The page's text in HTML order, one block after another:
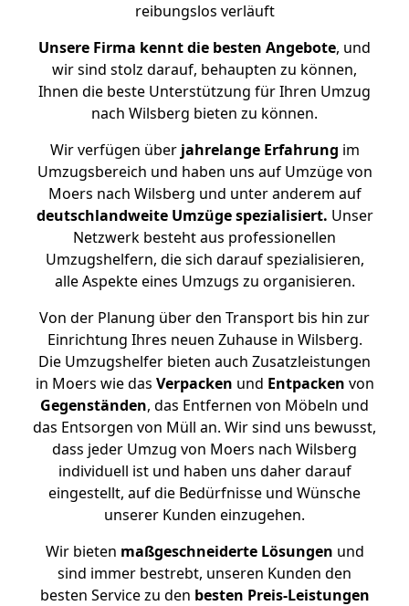
reibungslos verläuft
Unsere Firma kennt die besten Angebote, und
wir sind stolz darauf, behaupten zu können,
Ihnen die beste Unterstützung für Ihren Umzug
nach Wilsberg bieten zu können.
Wir verfügen überjahrelange Erfahrung im
Umzugsbereich und haben uns auf Umzüge von
Moers nach Wilsberg und unter anderem auf
deutschlandweite Umzüge spezialisiert. Unser
Netzwerk besteht aus professionellen
Umzugshelfern, die sich darauf spezialisieren,
alle Aspekte eines Umzugs zu organisieren.
Von der Planung über den Transport bis hin zur
Einrichtung Ihres neuen Zuhause in Wilsberg.
Die Umzugshelfer bieten auch Zusatzleistungen
in Moers wie das Verpacken und Entpacken von
Gegenständen, das Entfernen von Möbeln und
das Entsorgen von Müll an. Wir sind uns bewusst,
dass jeder Umzug von Moers nach Wilsberg
individuell ist und haben uns daher darauf
eingestellt, auf die Bedürfnisse und Wünsche
unserer Kunden einzugehen.
Wir bieten maßgeschneiderte Lösungen und
sind immer bestrebt, unseren Kunden den
besten Service zu den besten Preis-Leistungen